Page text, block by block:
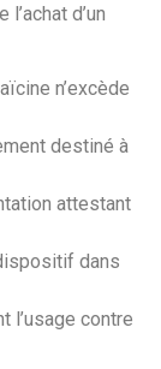
d’un
n’excède
destiné à
attestant
dans
l’usage contre